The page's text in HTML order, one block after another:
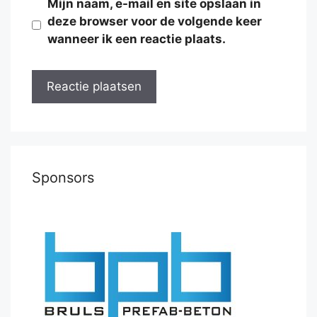
Mijn naam, e-mail en site opslaan in
deze browser voor de volgende keer
wanneer ik een reactie plaats.
Sponsors